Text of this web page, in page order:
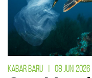
KABAR BARU | 08 JUNI 2026